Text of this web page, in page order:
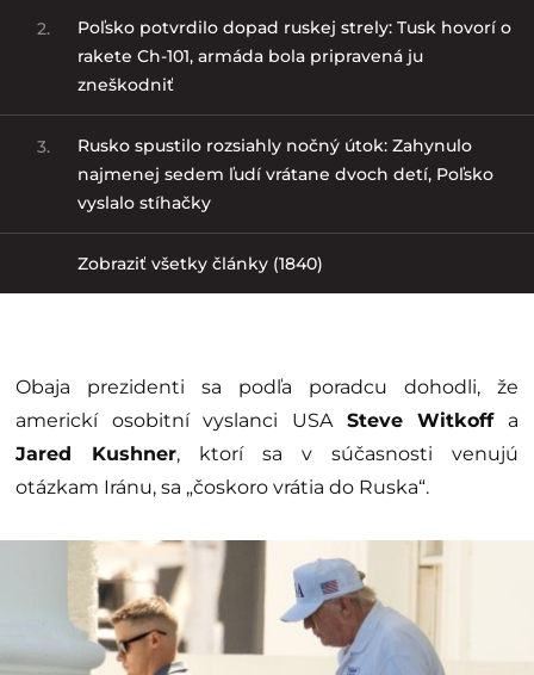
2.
Poľsko potvrdilo dopad ruskej strely: Tusk hovorí o
rakete Ch-101, armáda bola pripravená ju
zneškodniť
3.
Rusko spustilo rozsiahly nočný útok: Zahynulo
najmenej sedem ľudí vrátane dvoch detí, Poľsko
vyslalo stíhačky
Zobraziť všetky články (1840)
Obaja prezidenti sa podľa poradcu dohodli, že
americkí osobitní vyslanci USA Steve Witkoffa
Jared Kushner, ktorí sa v súčasnosti venujú
otázkam Iránu, sa „čoskoro vrátia do Ruska“.